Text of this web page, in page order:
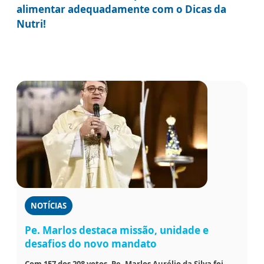
alimentar adequadamente com o Dicas da
Nutri!
NOTÍCIAS
Pe. Marlos destaca missão, unidade e
desafios do novo mandato